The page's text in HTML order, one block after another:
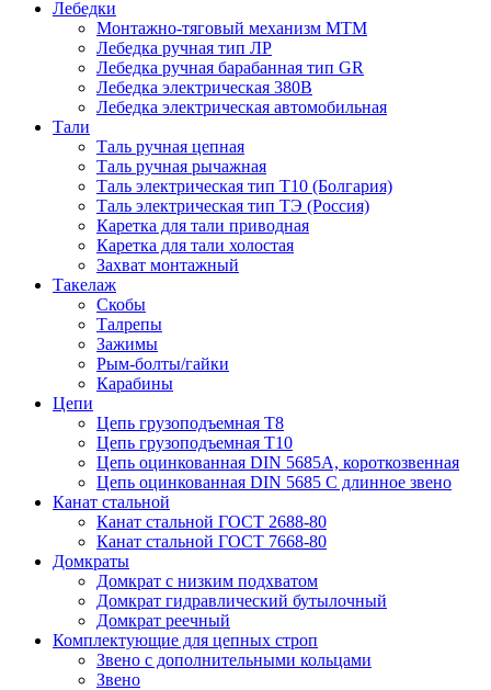
Лебедки
Монтажно-тяговый механизм МТМ
Лебедка ручная тип ЛР
Лебедка ручная барабанная тип GR
Лебедка электрическая 380В
Лебедка электрическая автомобильная
Тали
Таль ручная цепная
Таль ручная рычажная
Таль электрическая тип Т10 (Болгария)
Таль электрическая тип ТЭ (Россия)
Каретка для тали приводная
Каретка для тали холостая
Захват монтажный
Такелаж
Скобы
Талрепы
Зажимы
Рым-болты/гайки
Карабины
Цепи
Цепь грузоподъемная Т8
Цепь грузоподъемная Т10
Цепь оцинкованная DIN 5685A, короткозвенная
Цепь оцинкованная DIN 5685 С длинное звено
Канат стальной
Канат стальной ГОСТ 2688-80
Канат стальной ГОСТ 7668-80
Домкраты
Домкрат с низким подхватом
Домкрат гидравлический бутылочный
Домкрат реечный
Комплектующие для цепных строп
Звено с дополнительными кольцами
Звено